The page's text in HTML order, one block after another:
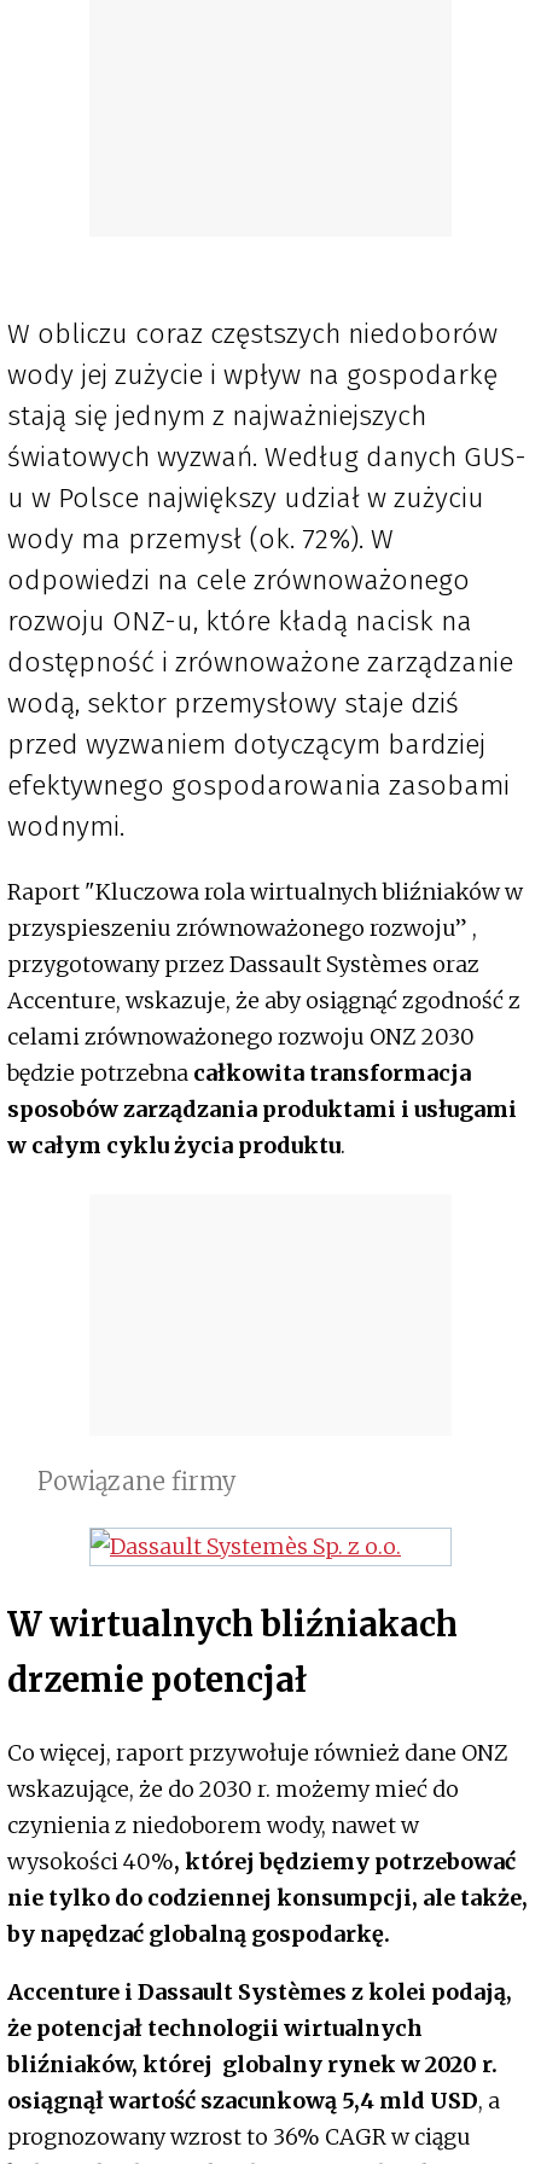
W obliczu coraz częstszych niedoborów
wody jej zużycie i wpływ na gospodarkę
stają się jednym z najważniejszych
światowych wyzwań. Według danych GUS-
u w Polsce największy udział w zużyciu
wody ma przemysł (ok. 72%). W
odpowiedzi na cele zrównoważonego
rozwoju ONZ-u, które kładą nacisk na
dostępność i zrównoważone zarządzanie
wodą, sektor przemysłowy staje dziś
przed wyzwaniem dotyczącym bardziej
efektywnego gospodarowania zasobami
wodnymi.
Raport "Kluczowa rola wirtualnych bliźniaków w
przyspieszeniu zrównoważonego rozwoju” ,
przygotowany przez Dassault Systèmes oraz
Accenture, wskazuje, że aby osiągnąć zgodność z
celami zrównoważonego rozwoju ONZ 2030
będzie potrzebna całkowita transformacja
sposobów zarządzania produktami i usługami
w całym cyklu życia produktu.
Powiązane firmy
W wirtualnych bliźniakach
drzemie potencjał
Co więcej, raport przywołuje również dane ONZ
wskazujące, że do 2030 r. możemy mieć do
czynienia z niedoborem wody, nawet w
wysokości 40%, której będziemy potrzebować
nie tylko do codziennej konsumpcji, ale także,
by napędzać globalną gospodarkę.
Accenture i Dassault Systèmes z kolei podają,
że potencjał technologii wirtualnych
bliźniaków, której globalny rynek w 2020 r.
osiągnął wartość szacunkową 5,4 mld USD, a
prognozowany wzrost to 36% CAGR w ciągu